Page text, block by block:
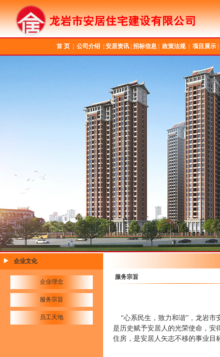
首 页 公司介绍 安居资讯 招标信息 政策法规| 项目展示
企业文化
企业理念
服务宗旨
员工天地
服务宗旨
“心系民生，致力和谐”，龙岩市
是历史赋予安居人的光荣使命，安
住房，是安居人矢志不移的事业目